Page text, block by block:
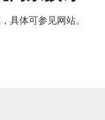
具体可参见网站。